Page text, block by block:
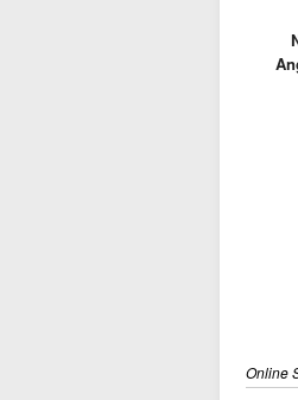
Online